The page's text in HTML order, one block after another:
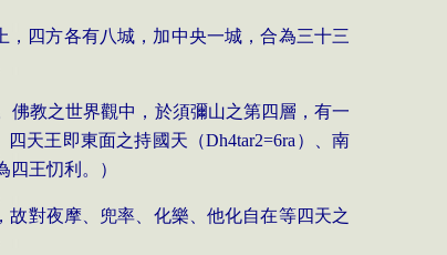
，四方各有八城，加中央一城，合為三十三
佛教之世界觀中，於須彌山之第四層，有一
四天王即東面之持國天（Dh4tar2=6ra ）、南
四王忉利。）
故對夜摩、兜率、化樂、他化自在等四天之